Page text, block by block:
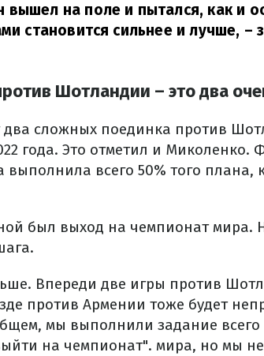
вышел на поле и пытался, как и
становится сильнее и лучше, –
Шотландии – это два
сложных поединка против
года. Это отметил и Миколенко.
выполнила всего 50% того
был выход на чемпионат мира.
Впереди две игры против
против Армении тоже будет
мы выполнили задание всего
на чемпионат". мира, но мы